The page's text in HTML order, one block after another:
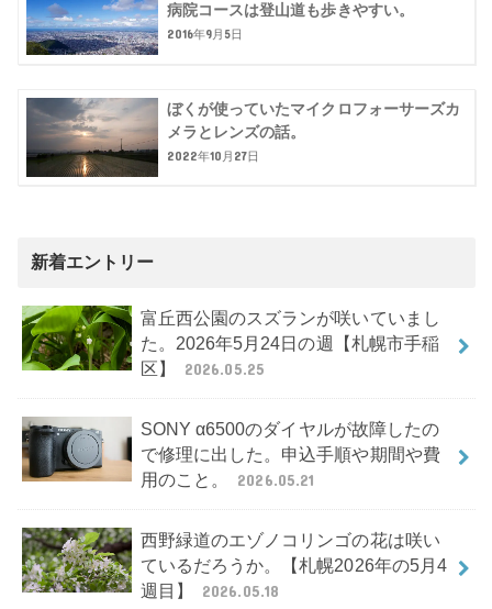
病院コースは登山道も歩きやすい。
2016年9月5日
ぼくが使っていたマイクロフォーサーズカ
メラとレンズの話。
2022年10月27日
新着エントリー
富丘西公園のスズランが咲いていまし
た。2026年5月24日の週【札幌市手稲
区】
2026.05.25
SONY α6500のダイヤルが故障したの
で修理に出した。申込手順や期間や費
用のこと。
2026.05.21
西野緑道のエゾノコリンゴの花は咲い
ているだろうか。【札幌2026年の5月4
週目】
2026.05.18